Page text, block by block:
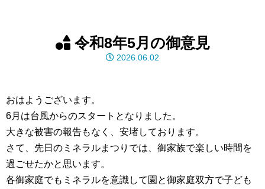
令和8年5月の御意見
2026.06.02
おはようございます。
6月は台風からのスタートとなりました。
大きな被害の報告もなく、安堵しております。
さて、先日のミネラルまつりでは、御家族で楽しい時間を
過ごせたかと思います。
各御家庭でもミネラルを意識して園と御家庭双方で子ども